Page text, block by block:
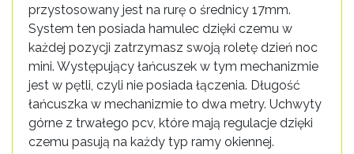
przystosowany jest na rurę o średnicy 17mm.
System ten posiada hamulec dzięki czemu w
każdej pozycji zatrzymasz swoją roletę dzień noc
mini. Występujący łańcuszek w tym mechanizmie
jest w pętli, czyli nie posiada łączenia. Długość
łańcuszka w mechanizmie to dwa metry. Uchwyty
górne z trwałego pcv, które mają regulacje dzięki
czemu pasują na każdy typ ramy okiennej.